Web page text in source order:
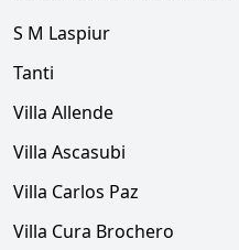
S M Laspiur
Tanti
Villa Allende
Villa Ascasubi
Villa Carlos Paz
Villa Cura Brochero